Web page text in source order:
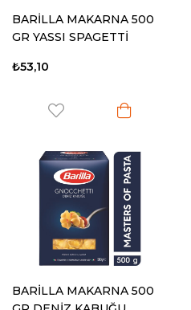
BARİLLA MAKARNA 500
GR YASSI SPAGETTİ
₺53,10
BARİLLA MAKARNA 500